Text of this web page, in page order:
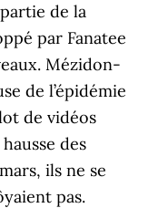
de la
par Fanatee
Mézidon-
de l’épidémie
de vidéos
des
ils ne se
pas.